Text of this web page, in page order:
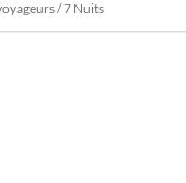
/ 7 Nuits